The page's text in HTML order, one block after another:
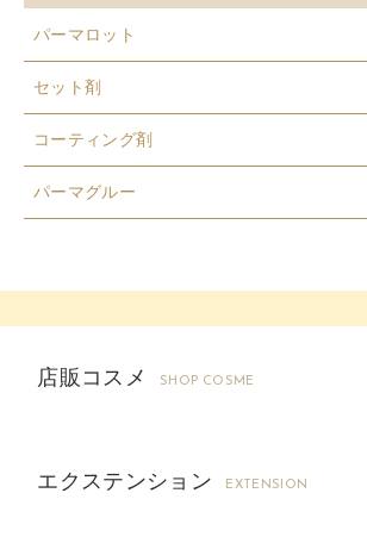
パーマロット
セット剤
コーティング剤
パーマグルー
店販コスメ SHOP COSME
エクステンション EXTENSION